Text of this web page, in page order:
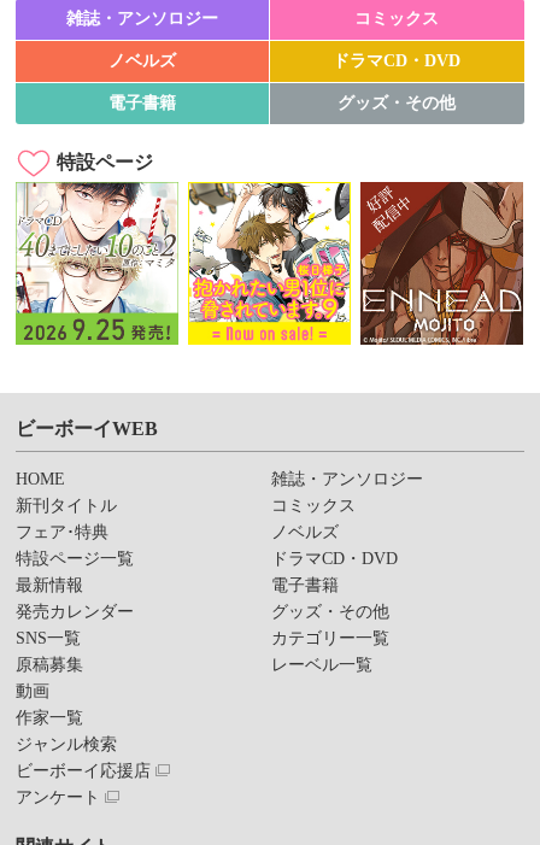
雑誌・アンソロジー コミックス
ノベルズ ドラマCD・DVD
電子書籍 グッズ・その他
特設ページ
ビーボーイWEB
HOME
新刊タイトル
フェア･特典
特設ページ一覧
最新情報
発売カレンダー
SNS一覧
原稿募集
動画
作家一覧
ジャンル検索
ビーボーイ応援店
アンケート
雑誌・アンソロジー
コミックス
ノベルズ
ドラマCD・DVD
電子書籍
グッズ・その他
カテゴリー一覧
レーベル一覧